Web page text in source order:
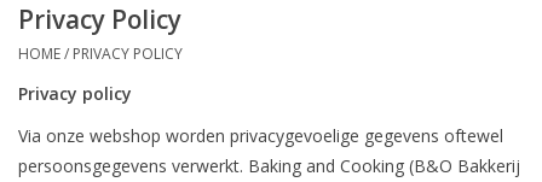
Hygiëne & opslag
Grondstoffen & Presentatie
Privacy Policy
HOME/ PRIVACY POLICY
Privacy policy
Via onze webshop worden privacygevoelige gegevens oftewel
persoonsgegevens verwerkt. Baking and Cooking (B&O Bakkerij